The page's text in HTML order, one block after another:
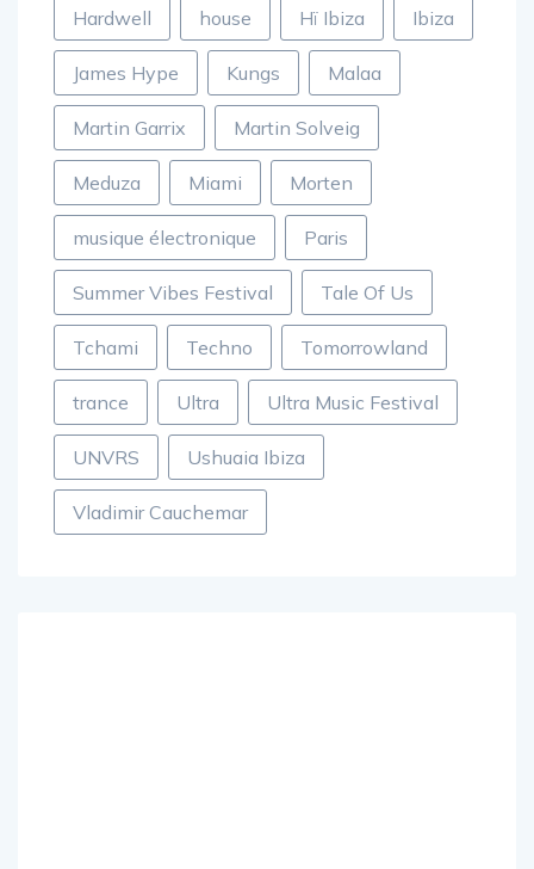
Hardwell house Hï Ibiza Ibiza
James Hype Kungs Malaa
Martin Garrix Martin Solveig
Meduza Miami Morten
musique électronique Paris
Summer Vibes Festival Tale Of Us
Tchami Techno Tomorrowland
trance Ultra Ultra Music Festival
UNVRS Ushuaia Ibiza
Vladimir Cauchemar